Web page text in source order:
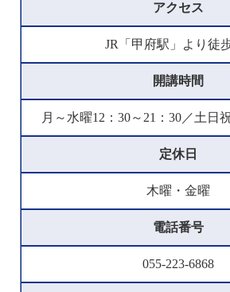
アクセス
JR「甲府駅」より徒
開講時間
月～水曜12：30～21：30／土日
定休日
木曜・金曜
電話番号
055-223-6868